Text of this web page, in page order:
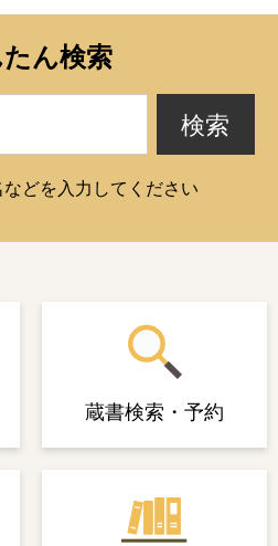
ん検索
どを入力してください
蔵書検索・予約